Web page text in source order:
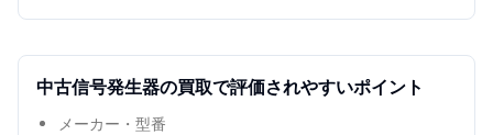
中古信号発生器の買取で評価されやすいポイント
メーカー・型番